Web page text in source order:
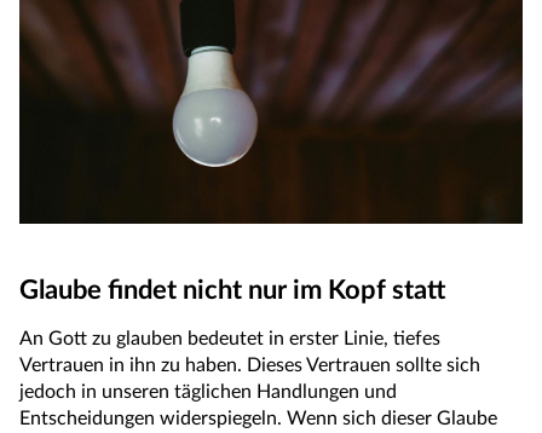
Glaube findet nicht nur im Kopf statt
An Gott zu glauben bedeutet in erster Linie, tiefes
Vertrauen in ihn zu haben. Dieses Vertrauen sollte sich
jedoch in unseren täglichen Handlungen und
Entscheidungen widerspiegeln. Wenn sich dieser Glaube